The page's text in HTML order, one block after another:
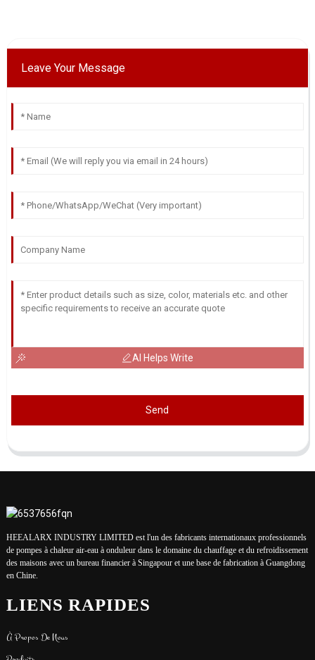
Leave Your Message
AI Helps Write
Send
HEEALARX INDUSTRY LIMITED est l'un des fabricants internationaux professionnels
de pompes à chaleur air-eau à onduleur dans le domaine du chauffage et du refroidissement
des maisons avec un bureau financier à Singapour et une base de fabrication à Guangdong
en Chine.
LIENS RAPIDES
À Propos De Nous